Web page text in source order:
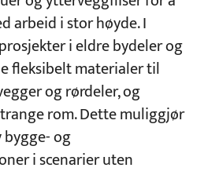
arbeid i stor høyde. I
i eldre bydeler og
fleksibelt materialer til
og rørdeler, og
rom. Dette muliggjør
og
i scenarier uten